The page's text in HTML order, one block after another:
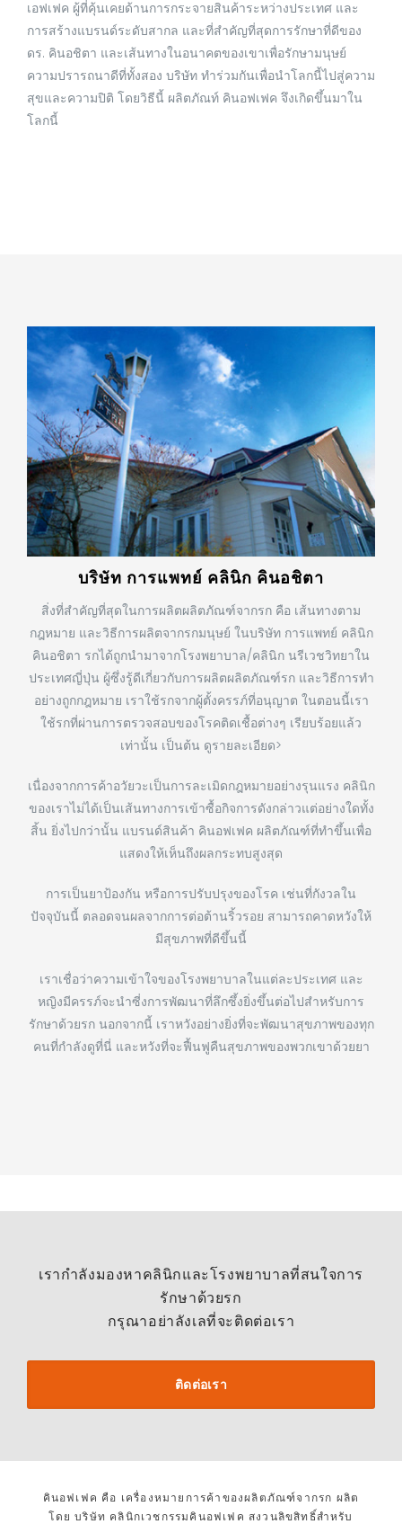
เอฟเฟค ผู้ที่คุ้นเคยด้านการกระจายสินค้าระหว่างประเทศ และ
การสร้างแบรนด์ระดับสากล และที่สำคัญที่สุดการรักษาที่ดีของ
ดร. คินอชิตา และเส้นทางในอนาคตของเขาเพื่อรักษามนุษย์
ความปรารถนาดีที่ทั้งสอง บริษัท ทำร่วมกันเพื่อนำโลกนี้ไปสู่ความ
สุขและความปิติ โดยวิธีนี้ ผลิตภัณท์ คินอฟเฟค จึงเกิดขึ้นมาใน
โลกนี้
บริษัท การแพทย์ คลินิก คินอชิตา
สิ่งที่สำคัญที่สุดในการผลิตผลิตภัณฑ์จากรก คือ เส้นทางตาม
กฎหมาย และวิธีการผลิตจากรกมนุษย์ ในบริษัท การแพทย์ คลินิก
คินอชิตา รกได้ถูกนำมาจากโรงพยาบาล/คลินิก นรีเวชวิทยาใน
ประเทศญี่ปุ่น ผู้ซึ่งรู้ดีเกี่ยวกับการผลิตผลิตภัณฑ์รก และวิธีการทำ
อย่างถูกกฎหมาย เราใช้รกจากผู้ตั้งครรภ์ที่อนุญาต ในตอนนี้เรา
ใช้รกที่ผ่านการตรวจสอบของโรคติดเชื้อต่างๆ เรียบร้อยแล้ว
เท่านั้น เป็นต้น ดูรายละเอียด>
เนื่องจากการค้าอวัยวะเป็นการละเมิดกฎหมายอย่างรุนแรง คลินิก
ของเราไม่ได้เป็นเส้นทางการเข้าซื้อกิจการดังกล่าวแต่อย่างใดทั้ง
สิ้น ยิ่งไปกว่านั้น แบรนด์สินค้า คินอฟเฟค ผลิตภัณฑ์ที่ทำขึ้นเพื่อ
แสดงให้เห็นถึงผลกระทบสูงสุด
การเป็นยาป้องกัน หรือการปรับปรุงของโรค เช่นที่กังวลใน
ปัจจุบันนี้ ตลอดจนผลจากการต่อต้านริ้วรอย สามารถคาดหวังให้
มีสุขภาพที่ดีขึ้นนี้
เราเชื่อว่าความเข้าใจของโรงพยาบาลในแต่ละประเทศ และ
หญิงมีครรภ์จะนำซี่งการพัฒนาที่ลึกซึ้งยิ่งขึ้นต่อไปสำหรับการ
รักษาด้วยรก นอกจากนี้ เราหวังอย่างยิ่งที่จะพัฒนาสุขภาพของทุก
คนที่กำลังดูที่นี่ และหวังที่จะฟื้นฟูคืนสุขภาพของพวกเขาด้วยยา
เรากำลังมองหาคลินิกและโรงพยาบาลที่สนใจการ
รักษาด้วยรก
กรุณาอย่าลังเลที่จะติดต่อเรา
ติดต่อเรา
คินอฟเฟค คือ เครื่องหมายการค้าของผลิตภัณฑ์จากรก ผลิต
โดย บริษัท คลินิกเวชกรรมคินอฟเฟค สงวนลิขสิทธิ์สำหรับ